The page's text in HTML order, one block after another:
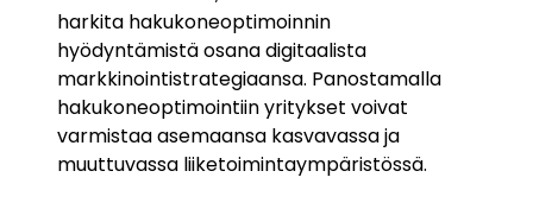
harkita hakukoneoptimoinnin
hyödyntämistä osana digitaalista
markkinointistrategiaansa. Panostamalla
hakukoneoptimointiin yritykset voivat
varmistaa asemaansa kasvavassa ja
muuttuvassa liiketoimintaympäristössä.